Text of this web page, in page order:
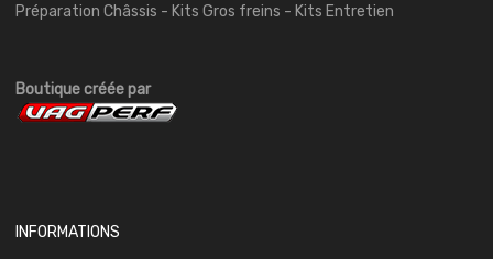
Préparation Châssis - Kits Gros freins - Kits Entretien
Boutique créée par
INFORMATIONS